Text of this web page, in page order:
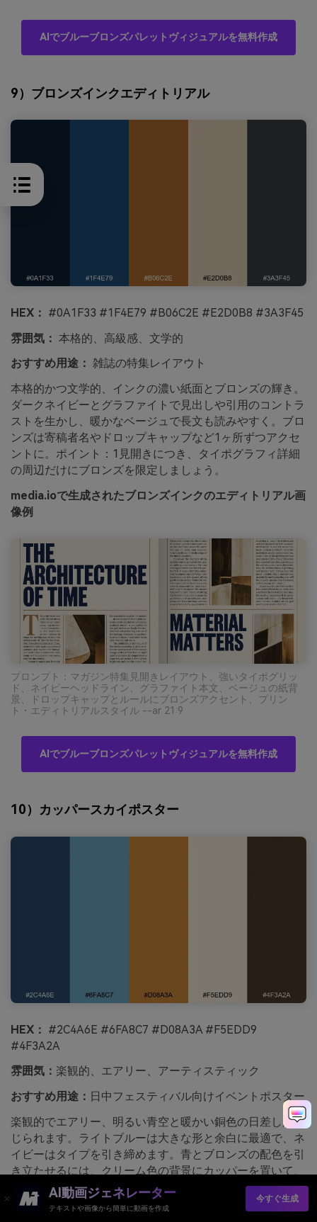
AIでブルーブロンズパレットヴィジュアルを無料作成
9）ブロンズインクエディトリアル
HEX： #0A1F33 #1F4E79 #B06C2E #E2D0B8 #3A3F45
雰囲気： 本格的、高級感、文学的
おすすめ用途： 雑誌の特集レイアウト
本格的かつ文学的、インクの濃い紙面とブロンズの輝き。
ダークネイビーとグラファイトで見出しや引用のコントラ
ストを生かし、暖かなベージュで長文も読みやすく。ブロ
ンズは寄稿者名やドロップキャップなど1ヶ所ずつアクセ
ントに。ポイント：1見開きにつき、タイポグラフィ詳細
の周辺だけにブロンズを限定しましょう。
media.ioで生成されたブロンズインクのエディトリアル画
像例
プロンプト：マガジン特集見開きレイアウト、強いタイポグリッ
ド、ネイビーヘッドライン、グラファイト本文、ベージュの紙背
景、ドロップキャップとルールにブロンズアクセント、プリン
ト・エディトリアルスタイル --ar 21:9
AIでブルーブロンズパレットヴィジュアルを無料作成
10）カッパースカイポスター
HEX： #2C4A6E #6FA8C7 #D08A3A #F5EDD9
#4F3A2A
雰囲気： 楽観的、エアリー、アーティスティック
おすすめ用途： 日中フェスティバル向けイベントポスター
楽観的でエアリー、明るい青空と暖かい銅色の日差しが感
じられます。ライトブルーは大きな形と余白に最適で、ネ
イビーはタイプを引き締めます。青とブロンズの配色を引
き立たせるには、クリーム色の背景にカッパーを置いて、
ブラウンは細かいディテールで使いましょう。ヒント：カ
ッパーは大きなグラフィック要素1つに使い、他は落ち着
AI動画ジェネレーター
テキストや画像から簡単に動画を作成
今すぐ生成